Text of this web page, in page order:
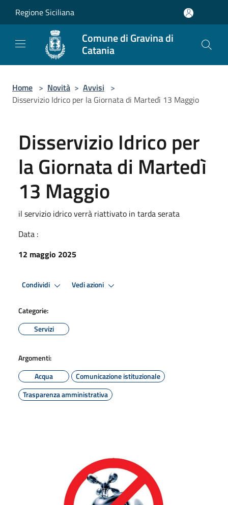
Regione Siciliana
Comune di Gravina di
Catania
Home > Novità > Avvisi >
Disservizio Idrico per la Giornata di Martedì 13 Maggio
Disservizio Idrico per
la Giornata di Martedì
13 Maggio
il servizio idrico verrà riattivato in tarda serata
Data :
12 maggio 2025
Condividi Vedi azioni
Categorie:
Servizi
Argomenti:
Acqua
Comunicazione istituzionale
Trasparenza amministrativa